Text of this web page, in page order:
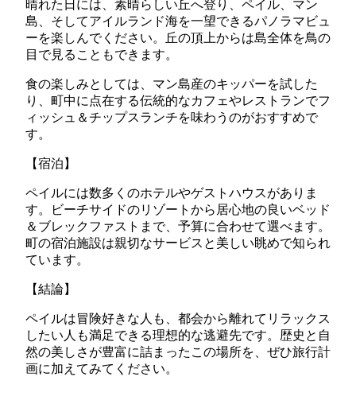
晴れた日には、素晴らしい丘へ登り、ペイル、マン
島、そしてアイルランド海を一望できるパノラマビュ
ーを楽しんでください。丘の頂上からは島全体を鳥の
目で見ることもできます。
食の楽しみとしては、マン島産のキッパーを試した
り、町中に点在する伝統的なカフェやレストランでフ
ィッシュ＆チップスランチを味わうのがおすすめで
す。
【宿泊】
ペイルには数多くのホテルやゲストハウスがありま
す。ビーチサイドのリゾートから居心地の良いベッド
＆ブレックファストまで、予算に合わせて選べます。
町の宿泊施設は親切なサービスと美しい眺めで知られ
ています。
【結論】
ペイルは冒険好きな人も、都会から離れてリラックス
したい人も満足できる理想的な逃避先です。歴史と自
然の美しさが豊富に詰まったこの場所を、ぜひ旅行計
画に加えてみてください。